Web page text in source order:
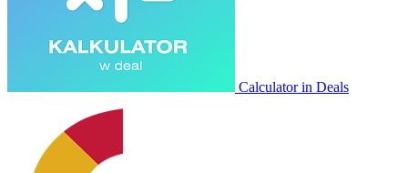
Calculator in Deals